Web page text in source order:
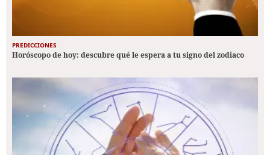
PREDICCIONES
Horóscopo de hoy: descubre qué le espera a tu signo del zodiaco